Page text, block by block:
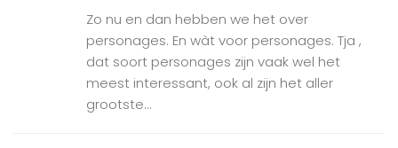
Zo nu en dan hebben we het over
personages. En wàt voor personages. Tja ,
dat soort personages zijn vaak wel het
meest interessant, ook al zijn het aller
grootste...